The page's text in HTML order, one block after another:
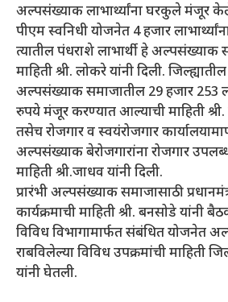
अल्पसंख्याक लाभार्थ्यांना घरकुले मंजूर
पीएम स्वनिधी योजनेत 4 हजार
त्यातील पंधराशे लाभार्थी हे अल्पसंख्याक
माहिती श्री. लोकरे यांनी दिली.
अल्पसंख्याक समाजातील 29 हजार 253
रुपये मंजूर करण्यात आल्याची माहिती
तसेच रोजगार व स्वयंरोजगार
अल्पसंख्याक बेरोजगारांना रोजगार
माहिती श्री.जाधव यांनी दिली.
प्रारंभी अल्पसंख्याक समाजासाठी
कार्यक्रमाची माहिती श्री. बनसोडे यांनी
विविध विभागामार्फत संबंधित योजनेत
राबविलेल्या विविध उपक्रमांची माहिती
यांनी घेतली.